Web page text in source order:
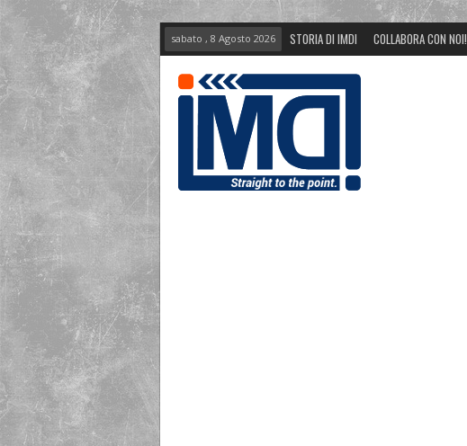
sabato , 8 Agosto 2026 STORIA DI IMDI COLLABORA CON NOI!